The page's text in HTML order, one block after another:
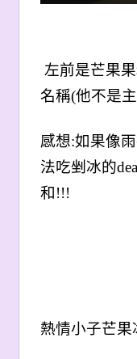
左前是芒果
名稱(他不是
感想:如果像
法吃剉冰的
和!!!
熱情小子芒果